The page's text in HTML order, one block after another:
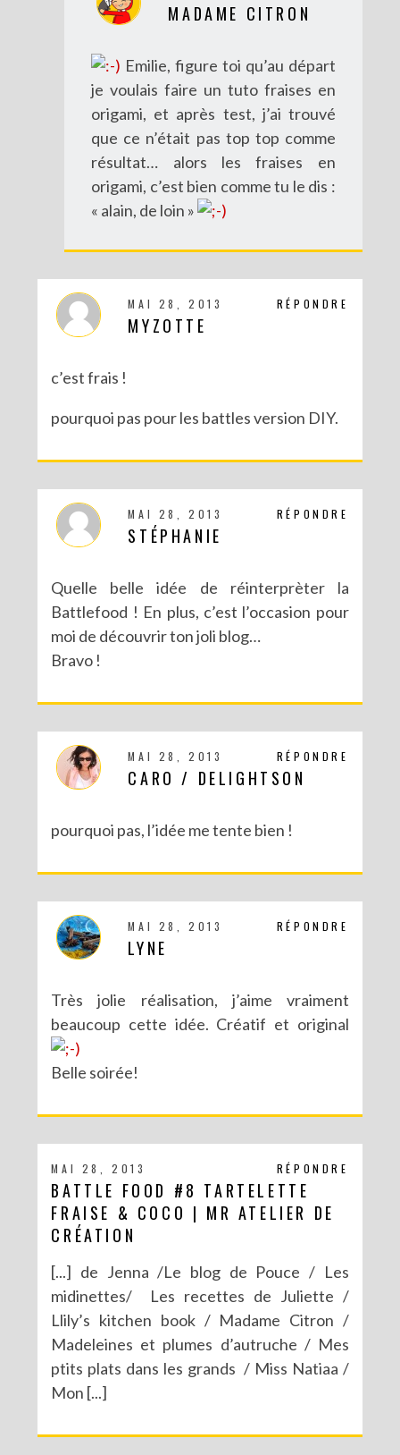
MADAME CITRON
Emilie, figure toi qu’au départ
je voulais faire un tuto fraises en
origami, et après test, j’ai trouvé
que ce n’était pas top top comme
résultat… alors les fraises en
origami, c’est bien comme tu le dis :
« alain, de loin »
RÉPONDRE
MAI 28, 2013
MYZOTTE
c’est frais !
pourquoi pas pour les battles version DIY.
RÉPONDRE
MAI 28, 2013
STÉPHANIE
Quelle belle idée de réinterprèter la
Battlefood ! En plus, c’est l’occasion pour
moi de découvrir ton joli blog…
Bravo !
RÉPONDRE
MAI 28, 2013
CARO / DELIGHTSON
pourquoi pas, l’idée me tente bien !
RÉPONDRE
MAI 28, 2013
LYNE
Très jolie réalisation, j’aime vraiment
beaucoup cette idée. Créatif et original
Belle soirée!
RÉPONDRE
MAI 28, 2013
BATTLE FOOD #8 TARTELETTE
FRAISE & COCO | MR ATELIER DE
CRÉATION
[...] de Jenna /Le blog de Pouce / Les
midinettes/ Les recettes de Juliette /
Llily’s kitchen book / Madame Citron /
Madeleines et plumes d’autruche / Mes
ptits plats dans les grands / Miss Natiaa /
Mon [...]